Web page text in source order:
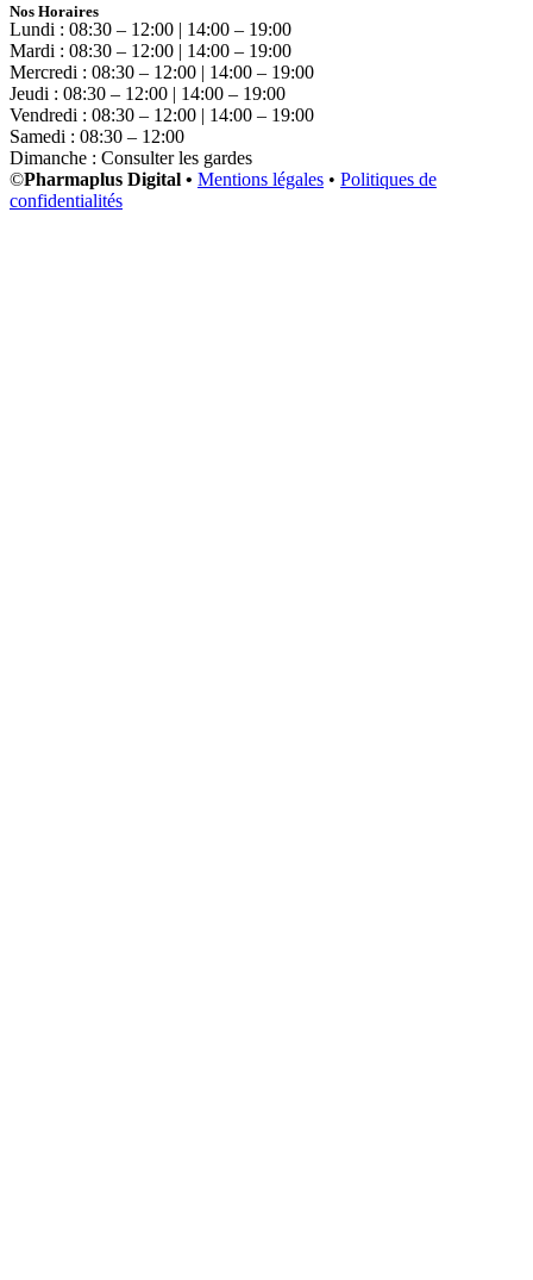
Nos Horaires
Lundi : 08:30 – 12:00 | 14:00 – 19:00
Mardi : 08:30 – 12:00 | 14:00 – 19:00
Mercredi : 08:30 – 12:00 | 14:00 – 19:00
Jeudi : 08:30 – 12:00 | 14:00 – 19:00
Vendredi : 08:30 – 12:00 | 14:00 – 19:00
Samedi : 08:30 – 12:00
Dimanche : Consulter les gardes
©Pharmaplus Digital • Mentions légales • Politiques de
confidentialités